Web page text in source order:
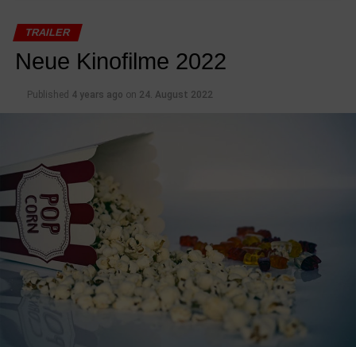
TRAILER
Neue Kinofilme 2022
Published 4 years ago on 24. August 2022